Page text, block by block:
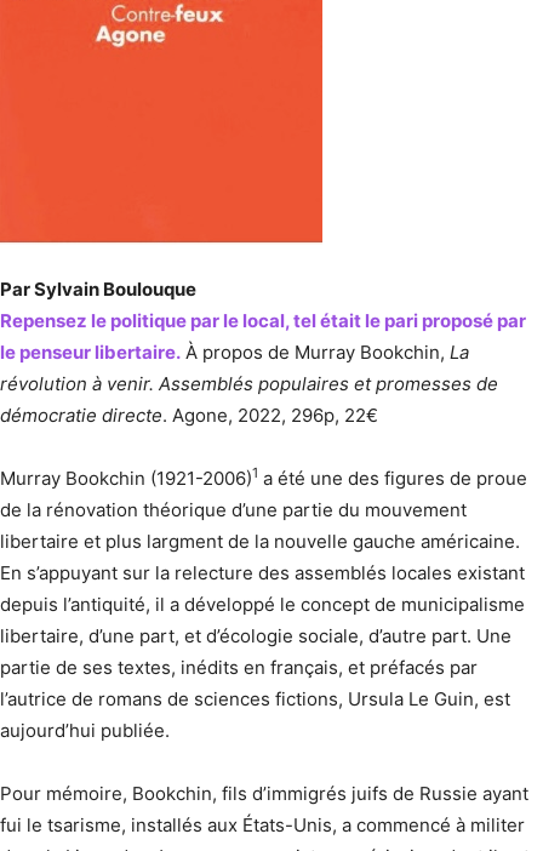
Par Sylvain Boulouque
Repensez le politique par le local, tel était le pari proposé par
le penseur libertaire. À propos de Murray Bookchin, La
révolution à venir. Assemblés populaires et promesses de
démocratie directe. Agone, 2022, 296p, 22€
Murray Bookchin (1921-2006)1 a été une des figures de proue
de la rénovation théorique d’une partie du mouvement
libertaire et plus largment de la nouvelle gauche américaine.
En s’appuyant sur la relecture des assemblés locales existant
depuis l’antiquité, il a développé le concept de municipalisme
libertaire, d’une part, et d’écologie sociale, d’autre part. Une
partie de ses textes, inédits en français, et préfacés par
l’autrice de romans de sciences fictions, Ursula Le Guin, est
aujourd’hui publiée.
Pour mémoire, Bookchin, fils d’immigrés juifs de Russie ayant
fui le tsarisme, installés aux États-Unis, a commencé à militer